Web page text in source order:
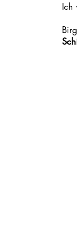
Ich